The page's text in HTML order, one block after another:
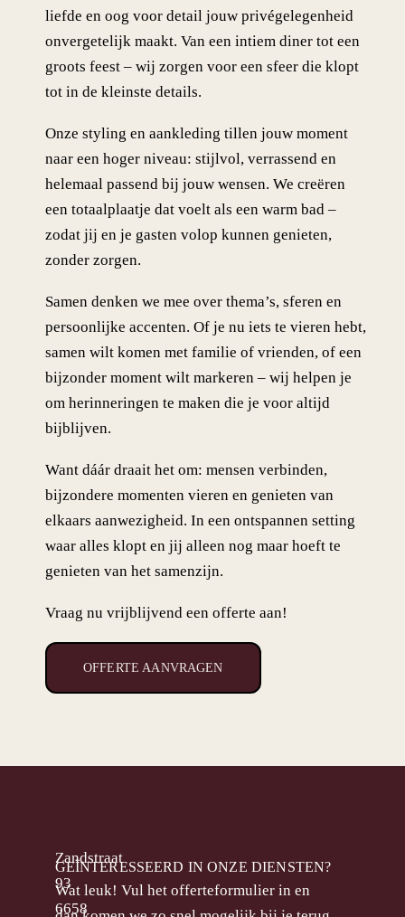
liefde en oog voor detail jouw privégelegenheid
onvergetelijk maakt. Van een intiem diner tot een
groots feest – wij zorgen voor een sfeer die klopt
tot in de kleinste details.
Onze styling en aankleding tillen jouw moment
naar een hoger niveau: stijlvol, verrassend en
helemaal passend bij jouw wensen. We creëren
een totaalplaatje dat voelt als een warm bad –
zodat jij en je gasten volop kunnen genieten,
zonder zorgen.
Samen denken we mee over thema’s, sferen en
persoonlijke accenten. Of je nu iets te vieren hebt,
samen wilt komen met familie of vrienden, of een
bijzonder moment wilt markeren – wij helpen je
om herinneringen te maken die je voor altijd
bijblijven.
Want dáár draait het om: mensen verbinden,
bijzondere momenten vieren en genieten van
elkaars aanwezigheid. In een ontspannen setting
waar alles klopt en jij alleen nog maar hoeft te
genieten van het samenzijn.
Vraag nu vrijblijvend een offerte aan!
OFFERTE AANVRAGEN
Zandstraat
93
6658
GEÏNTERESSEERD IN ONZE DIENSTEN?
Wat leuk! Vul het offerteformulier in en